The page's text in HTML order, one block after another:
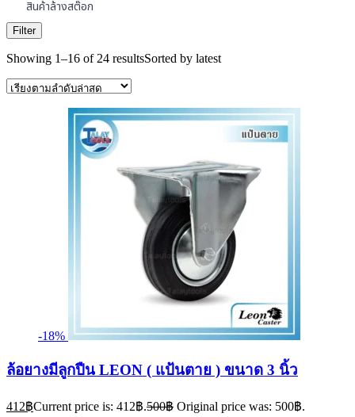
สินค้าล้างสต๊อก
Filter
Showing 1–16 of 24 resultsSorted by latest
-18%
ล้อยางมีลูกปืน LEON ( แป้นตาย ) ขนาด 3 นิ้ว
412฿Current price is: 412฿.500฿ Original price was: 500฿.